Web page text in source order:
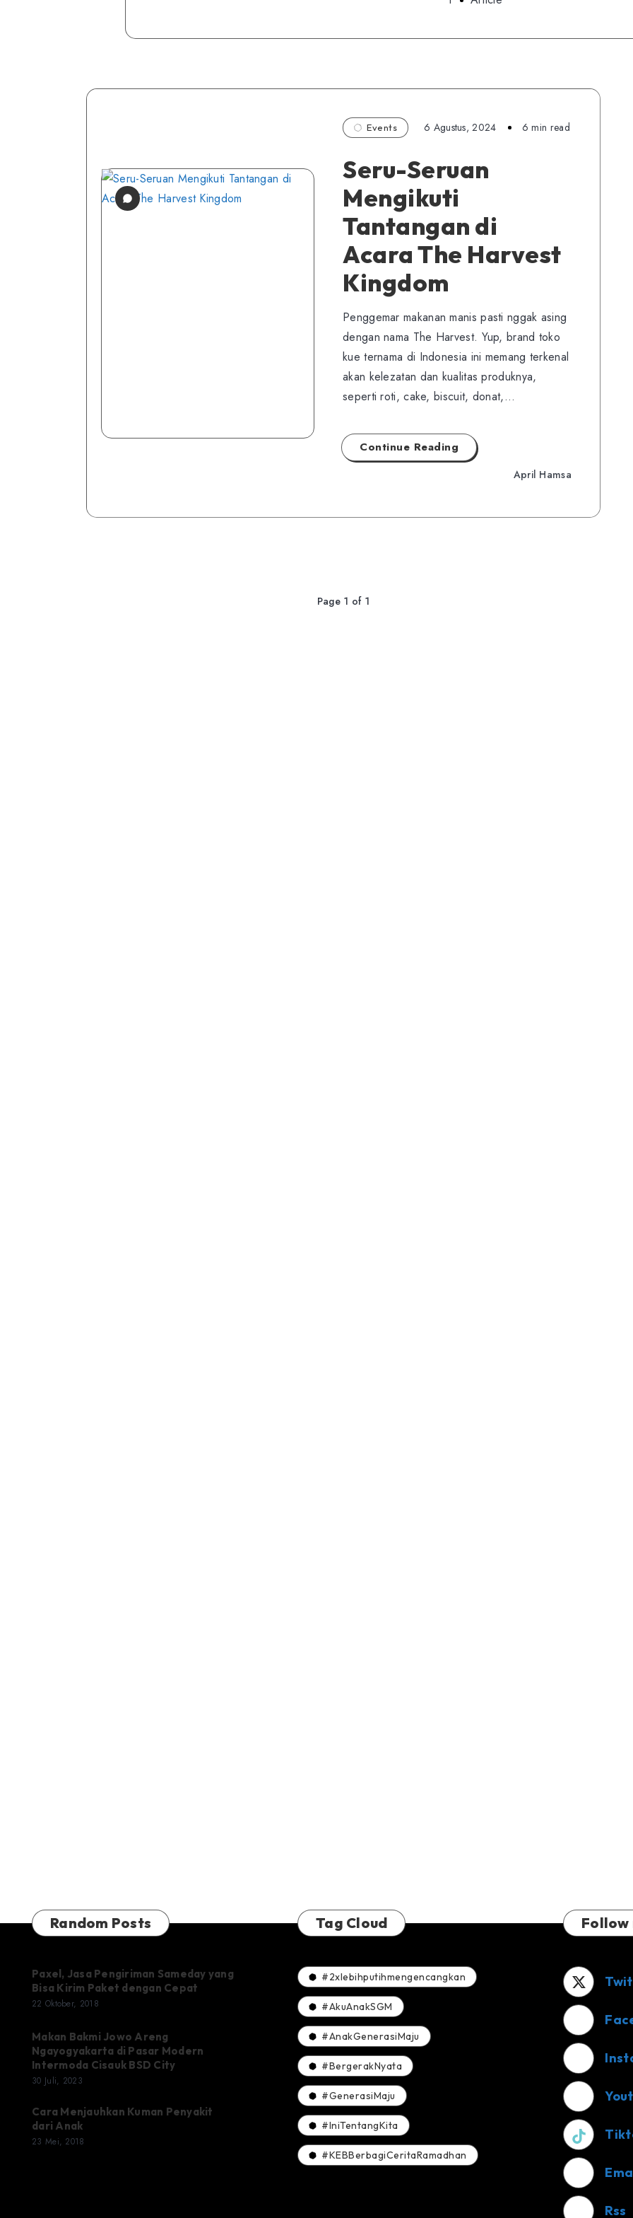
Events 6 Agustus, 2024 6 min read
Seru-Seruan
Mengikuti
Tantangan di
Acara The Harvest
Kingdom
Penggemar makanan manis pasti nggak asing
dengan nama The Harvest. Yup, brand toko
kue ternama di Indonesia ini memang terkenal
akan kelezatan dan kualitas produknya,
seperti roti, cake, biscuit, donat,…
Continue Reading
April Hamsa
Page 1 of 1
Random Posts
Paxel, Jasa Pengiriman Sameday yang
Bisa Kirim Paket dengan Cepat
22 Oktober, 2018
Makan Bakmi Jowo Areng
Ngayogyakarta di Pasar Modern
Intermoda Cisauk BSD City
30 Juli, 2023
Cara Menjauhkan Kuman Penyakit
dari Anak
23 Mei, 2018
Tag Cloud
#2xlebihputihmengencangkan
#AkuAnakSGM
#AnakGenerasiMaju
#BergerakNyata
#GenerasiMaju
#IniTentangKita
#KEBBerbagiCeritaRamadhan
Follow
Rss